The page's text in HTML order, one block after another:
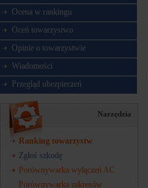
Ocena w rankingu
Oceń towarzystwo
Opinie o towarzystwie
Wiadomości
Przegląd ubezpieczeń
Narzędzia
Ranking towarzystw
Zgłoś szkodę
Porównywarka wyłączeń AC
Porównywarka zakresów